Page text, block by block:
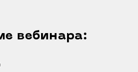
вебинара: